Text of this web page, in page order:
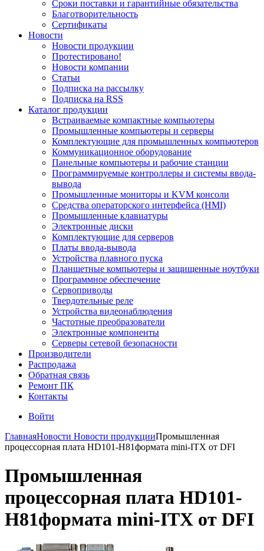
Сроки поставки и гарантийные обязательства
Благотворительность
Сертификаты
Новости
Новости продукции
Протестировано!
Новости компании
Статьи
Подписка на рассылку
Подписка на RSS
Каталог продукции
Встраиваемые компактные компьютеры
Промышленные компьютеры и серверы
Комплектующие для промышленных компьютеров
Коммуникационное оборудование
Панельные компьютеры и рабочие станции
Программируемые контроллеры и системы ввода-
вывода
Промышленные мониторы и KVM консоли
Средства операторского интерфейса (HMI)
Промышленные клавиатуры
Электронные диски
Комплектующие для серверов
Платы ввода-вывода
Устройства плавного пуска
Планшетные компьютеры и защищенные ноутбуки
Программное обеспечение
Сервоприводы
Твердотельные реле
Устройства видеонаблюдения
Частотные преобразователи
Электронные компоненты
Серверы сетевой безопасности
Производители
Распродажа
Обратная связь
Ремонт ПК
Контакты
Войти
ГлавнаяНовости Новости продукцииПромышленная
процессорная плата HD101-H81формата mini-ITX от DFI
Промышленная
процессорная плата HD101-
H81формата mini-ITX от DFI